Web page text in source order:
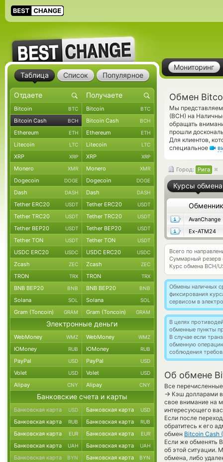
Мониторинг
Обмен
Мы представляем
(BCH) на
обращать
прошли
Для клиентов,
специальное
Город: Рига
Курсы обмена
Обменник
AvanChange
Ex-ATM24
Всего по
Суммарный резерв
Курс обмена BCH/
Обмены наличных
фиксирования
сервисом в
В целях
обменные пункты
В случае если
обменную
соблюдения
Об обмене
Все
→ Кэш долларами
свое внимание на
интересующего
Если после
обратитесь к его
обмен Bitcoin Cash
Если же обменять
об этой ситуации.
обмена, либо
Таблица Список Популярное
Bitcoin BTC Bitcoin BTC
Bitcoin Cash BCH Bitcoin Cash BCH
Ethereum ETH Ethereum ETH
Litecoin LTC Litecoin LTC
XRP XRP XRP XRP
Monero XMR Monero XMR
Dogecoin DOGE Dogecoin DOGE
Dash DASH Dash DASH
Tether ERC20 USDT Tether ERC20 USDT
Tether TRC20 USDT Tether TRC20 USDT
Tether BEP20 USDT Tether BEP20 USDT
Tether TON USDT Tether TON USDT
USDC ERC20 USDC USDC ERC20 USDC
Zcash ZEC Zcash ZEC
TRON TRX TRON TRX
BNB BEP20 BNB BNB BEP20 BNB
Solana SOL Solana SOL
Gram (Toncoin) GRAM Gram (Toncoin) GRAM
Электронные деньги
WebMoney WMZ WebMoney WMZ
ЮMoney RUB ЮMoney RUB
PayPal USD PayPal USD
Volet USD Volet USD
Alipay CNY Alipay CNY
Банковские счета и карты
Банковская карта USD Банковская карта USD
Банковская карта RUB Банковская карта RUB
Банковская карта EUR Банковская карта EUR
Банковская карта UAH Банковская карта UAH
Банковская карта BYN Банковская карта BYN